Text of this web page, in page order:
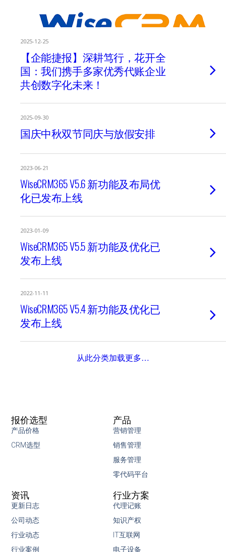
2025-12-25
【企能捷报】深耕笃行，花开全
国：我们携手多家优秀代账企业
共创数字化未来！
2025-09-30
国庆中秋双节同庆与放假安排
2023-06-21
WiseCRM365 V5.6 新功能及布局优
化已发布上线
2023-01-09
WiseCRM365 V5.5 新功能及优化已
发布上线
2022-11-11
WiseCRM365 V5.4 新功能及优化已
发布上线
从此分类加载更多…
产品
营销管理
销售管理
服务管理
零代码平台
报价选型
产品价格
CRM选型
行业方案
代理记账
知识产权
IT互联网
电子设备
资讯
更新日志
公司动态
行业动态
行业案例